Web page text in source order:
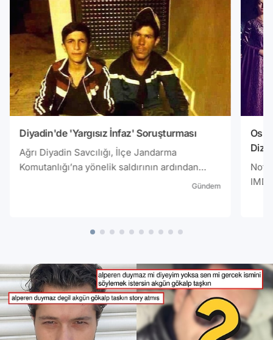
Diyadin'de 'Yargısız İnfaz' Soruşturması
Ağrı Diyadin Savcılığı, İlçe Jandarma
Komutanlığı’na yönelik saldırının ardından
çıkan çatışmada fırın işçisi oldukları belirtilen
Gündem
Not: